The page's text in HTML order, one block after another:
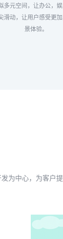
多元空间，让办公，
滑动，让用户感受更
景体验。
为中心，为客户